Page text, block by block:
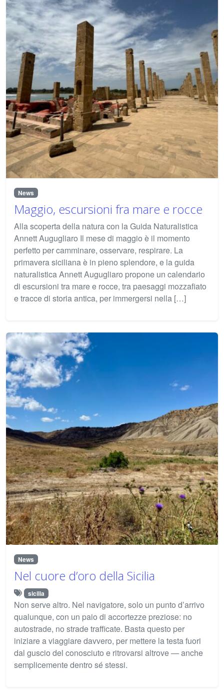
News
Maggio, escursioni fra mare e rocce
Alla scoperta della natura con la Guida Naturalistica
Annett Augugliaro Il mese di maggio è il momento
perfetto per camminare, osservare, respirare. La
primavera siciliana è in pieno splendore, e la guida
naturalistica Annett Augugliaro propone un calendario
di escursioni tra mare e rocce, tra paesaggi mozzafiato
e tracce di storia antica, per immergersi nella […]
News
Nel cuore d’oro della Sicilia
sicilia
Non serve altro. Nel navigatore, solo un punto d’arrivo
qualunque, con un paio di accortezze preziose: no
autostrade, no strade trafficate. Basta questo per
iniziare a viaggiare davvero, per mettere la testa fuori
dal guscio del conosciuto e ritrovarsi altrove — anche
semplicemente dentro sé stessi.